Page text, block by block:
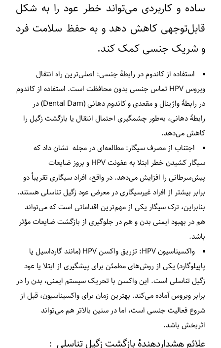
ساده و کاربردی می‌تواند خطر عود را به شکل
قابل‌توجهی کاهش دهد و به حفظ سلامت فرد
و شریک جنسی کمک کند.
استفاده از کاندوم در رابطهٔ جنسی: اصلی‌ترین راه انتقال
ویروس HPV تماس جنسی بدون محافظت است. استفاده از کاندوم
در رابطهٔ واژینال و مقعدی و کاندوم دهانی (Dental Dam) در
رابطهٔ دهانی، به‌طور چشمگیری احتمال انتقال یا بازگشت زگیل را
کاهش می‌دهد.
اجتناب از مصرف سیگار: مطالعه‌ای در مجله نشان داد که
سیگار کشیدن خطر ابتلا به عفونت HPV و بروز ضایعات
پیش‌سرطانی را افزایش می‌دهد. در واقع، افراد سیگاری تقریباً دو
برابر بیشتر از افراد غیرسیگاری در معرض عود زگیل تناسلی هستند.
بنابراین، ترک سیگار یکی از مهم‌ترین اقداماتی است که می‌تواند
هم در بهبود ایمنی بدن و هم در جلوگیری از بازگشت ضایعات مؤثر
باشد.
واکسیناسیون HPV:
تزریق واکسن HPV (مانند گارداسیل یا
پاپیلوگارد) یکی از روش‌های مطمئن برای پیشگیری از ابتلا یا عود
زگیل تناسلی است. این واکسن با تحریک سیستم ایمنی، بدن را در
برابر ویروس آماده می‌کند. بهترین زمان برای واکسیناسیون، قبل از
شروع فعالیت جنسی است، اما در سنین بالاتر هم می‌تواند
اثربخش باشد.
علائم هشداردهندهٔ بازگشت زگیل تناسلی :